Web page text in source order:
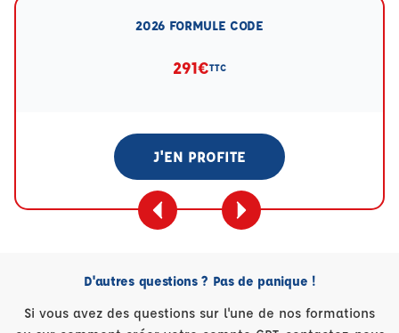
2026 FORMULE CODE
291€TTC
J'EN PROFITE
D'autres questions ? Pas de panique !
Si vous avez des questions sur l'une de nos formations